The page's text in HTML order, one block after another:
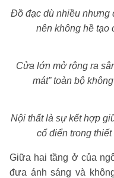
Đồ đạc dù nhiều nhưng
nên không hề tạo
Cửa lớn mở rộng ra
mát” toàn bộ
Nội thất là sự kết hợp
cổ điển trong
Giữa hai tầng ở của
đưa ánh sáng và